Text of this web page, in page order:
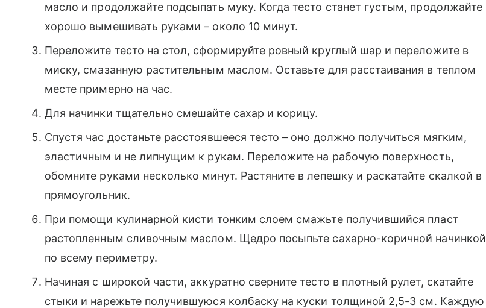
масло и продолжайте подсыпать муку. Когда тесто станет густым, продолжайте
хорошо вымешивать руками – около 10 минут.
Переложите тесто на стол, сформируйте ровный круглый шар и переложите в
миску, смазанную растительным маслом. Оставьте для расстаивания в теплом
месте примерно на час.
Для начинки тщательно смешайте сахар и корицу.
Спустя час достаньте расстоявшееся тесто – оно должно получиться мягким,
эластичным и не липнущим к рукам. Переложите на рабочую поверхность,
обомните руками несколько минут. Растяните в лепешку и раскатайте скалкой в
прямоугольник.
При помощи кулинарной кисти тонким слоем смажьте получившийся пласт
растопленным сливочным маслом. Щедро посыпьте сахарно-коричной начинкой
по всему периметру.
Начиная с широкой части, аккуратно сверните тесто в плотный рулет, скатайте
стыки и нарежьте получившуюся колбаску на куски толщиной 2,5-3 см. Каждую